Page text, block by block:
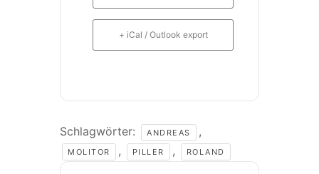
+ iCal / Outlook export
Schlagwörter: ANDREAS ,
MOLITOR , PILLER , ROLAND